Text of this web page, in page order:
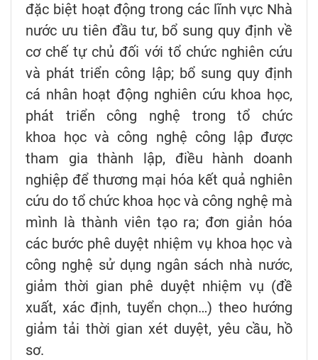
đặc biệt hoạt động trong các lĩnh vực Nhà
nước ưu tiên đầu tư, bổ sung quy định về
cơ chế tự chủ đối với tổ chức nghiên cứu
và phát triển công lập; bổ sung quy định
cá nhân hoạt động nghiên cứu khoa học,
phát triển công nghệ trong tổ chức
khoa học và công nghệ công lập được
tham gia thành lập, điều hành doanh
nghiệp để thương mại hóa kết quả nghiên
cứu do tổ chức khoa học và công nghệ mà
mình là thành viên tạo ra; đơn giản hóa
các bước phê duyệt nhiệm vụ khoa học và
công nghệ sử dụng ngân sách nhà nước,
giảm thời gian phê duyệt nhiệm vụ (đề
xuất, xác định, tuyển chọn…) theo hướng
giảm tải thời gian xét duyệt, yêu cầu, hồ
sơ.